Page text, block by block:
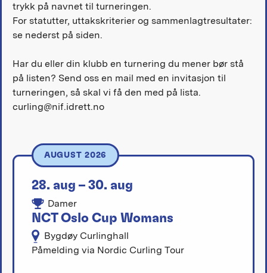
trykk på navnet til turneringen.
For statutter, uttakskriterier og sammenlagtresultater:
se nederst på siden.
Har du eller din klubb en turnering du mener bør stå
på listen? Send oss en mail med en invitasjon til
turneringen, så skal vi få den med på lista.
curling@nif.idrett.no
AUGUST 2026
28. aug – 30. aug
Damer
NCT Oslo Cup Womans
Bygdøy Curlinghall
Påmelding via Nordic Curling Tour